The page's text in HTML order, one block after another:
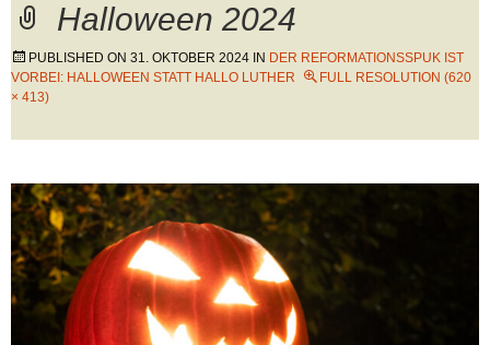
Halloween 2024
PUBLISHED ON 31. OKTOBER 2024 IN DER REFORMATIONSSPUK IST
VORBEI: HALLOWEEN STATT HALLO LUTHER
FULL RESOLUTION (620
× 413)